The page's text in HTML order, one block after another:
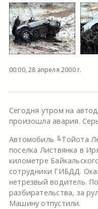
00:00, 28 апреля 2000 г.
Сегодня утром на
произошла авария.
Автомобиль ╚Тойота
поселка Листвянка в
километре
сотрудники ГИБДД.
нетрезвый водитель.
разбирательства, за
Машину отпустили.